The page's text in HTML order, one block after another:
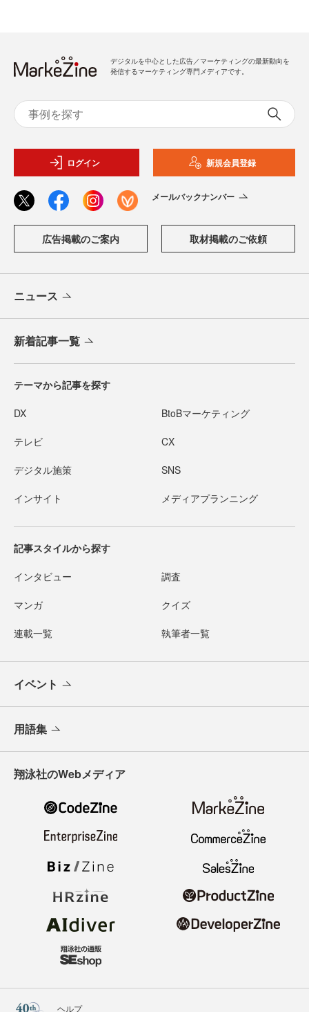
デジタルを中心とした広告／マーケティングの最新動向を
発信するマーケティング専門メディアです。
ログイン 新規会員登録
メールバックナンバー
広告掲載のご案内 取材掲載のご依頼
ニュース
新着記事一覧
テーマから記事を探す
DX BtoBマーケティング
テレビ CX
デジタル施策 SNS
インサイト メディアプランニング
記事スタイルから探す
インタビュー 調査
マンガ クイズ
連載一覧 執筆者一覧
イベント
用語集
翔泳社のWebメディア
ヘルプ